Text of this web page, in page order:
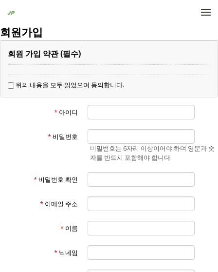
회원가입
회원 가입 약관 (필수)
위의 내용을 모두 읽었으며 동의합니다.
* 아이디
* 비밀번호
비밀번호는 6자리 이상이어야 하며 영문과 숫
자를 반드시 포함해야 합니다.
* 비밀번호 확인
* 이메일 주소
* 이름
* 닉네임